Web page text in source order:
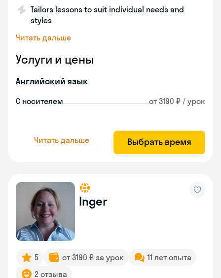
Tailors lessons to suit individual needs and
styles
Читать дальше
Услуги и цены
Английский язык
С носителем от 3190 ₽ / урок
Читать дальше Выбрать время
Inger
5 от 3190 ₽ за урок
11 лет опыта
2 отзыва